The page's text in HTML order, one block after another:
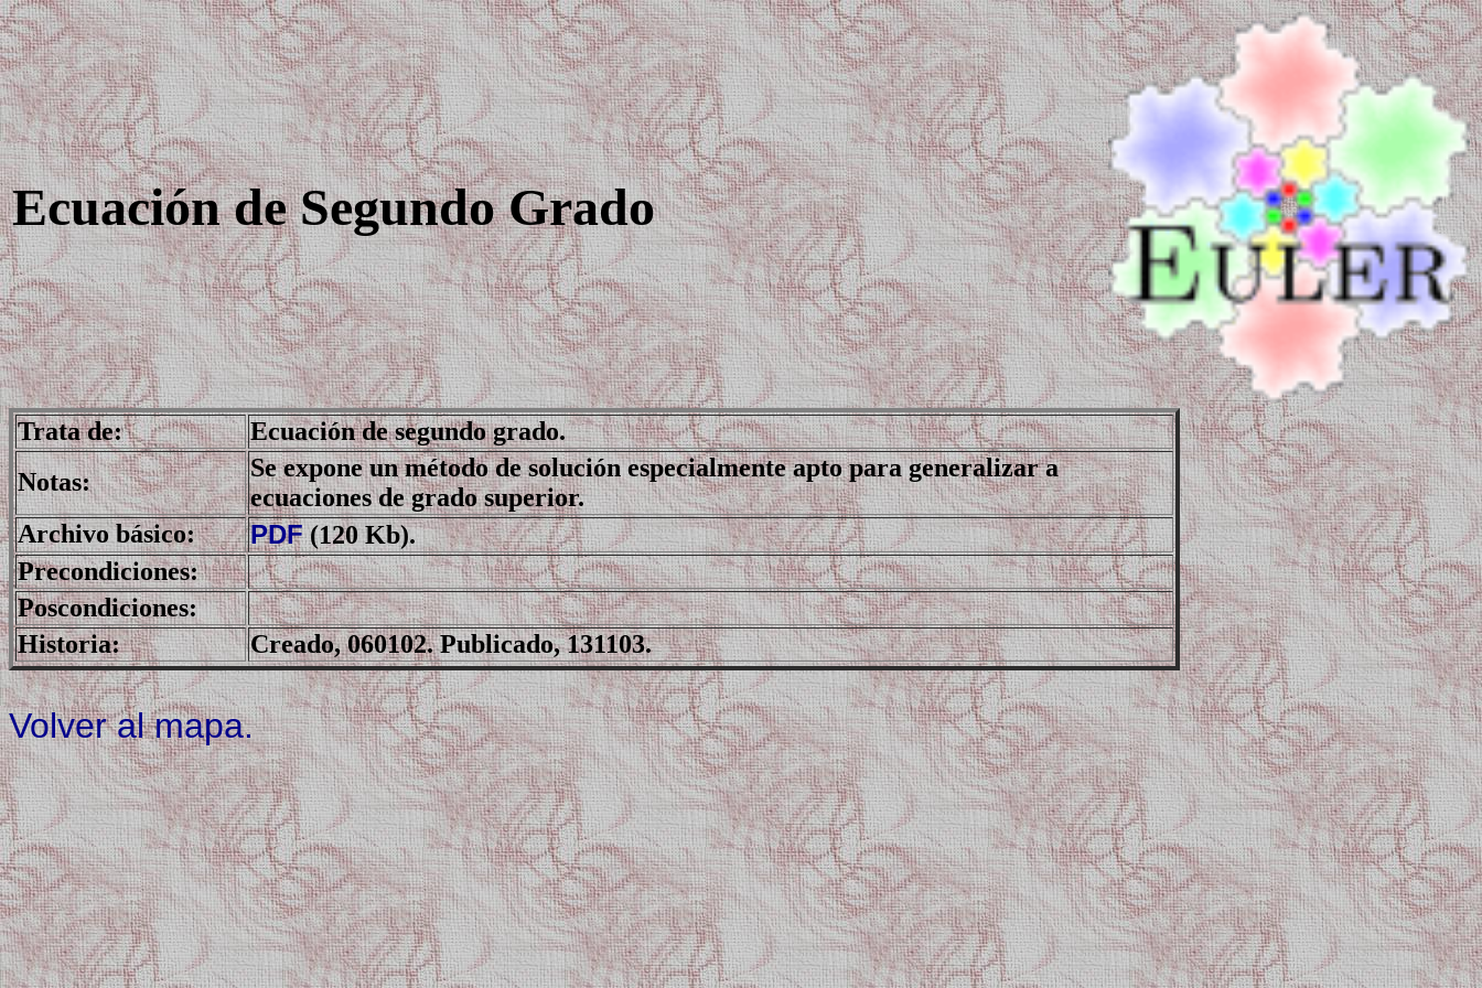
Ecuación de Segundo Grado
Trata de:
Ecuación de segundo grado.
Notas:
Se expone un método de solución especialmente apto para generalizar a
ecuaciones de grado superior.
Archivo básico:
PDF(120 Kb).
Precondiciones:
Poscondiciones:
Historia:
Creado, 060102. Publicado, 131103.
Volver al mapa.